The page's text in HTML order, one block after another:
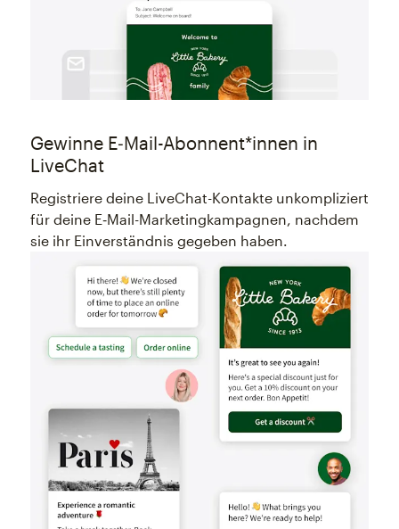
Gewinne E‑Mail-Abonnent*innen in
LiveChat
Registriere deine LiveChat-Kontakte unkompliziert
für deine E‑Mail-Marketingkampagnen, nachdem
sie ihr Einverständnis gegeben haben.